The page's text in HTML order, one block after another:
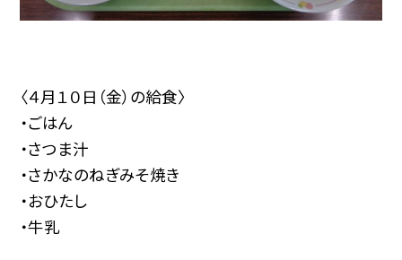
〈４月１０日（金）の給食〉
・ごはん
・さつま汁
・さかなのねぎみそ焼き
・おひたし
・牛乳